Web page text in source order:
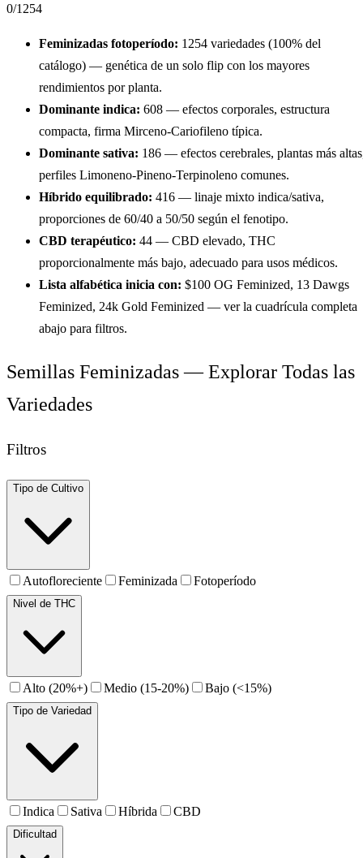
0/1254
Feminizadas fotoperíodo: 1254 variedades (100% del
catálogo) — genética de un solo flip con los mayores
rendimientos por planta.
Dominante indica: 608 — efectos corporales, estructura
compacta, firma Mirceno-Cariofileno típica.
Dominante sativa: 186 — efectos cerebrales, plantas más
perfiles Limoneno-Pineno-Terpinoleno comunes.
Híbrido equilibrado: 416 — linaje mixto indica/sativa,
proporciones de 60/40 a 50/50 según el fenotipo.
CBD terapéutico: 44 — CBD elevado, THC
proporcionalmente más bajo, adecuado para usos médicos.
Lista alfabética inicia con: $100 OG Feminized, 13 Dawgs
Feminized, 24k Gold Feminized — ver la cuadrícula completa
abajo para filtros.
Semillas Feminizadas— Explorar Todas las
Variedades
Filtros
Tipo de Cultivo
Autofloreciente Feminizada Fotoperíodo
Nivel de THC
Alto (20%+) Medio (15-20%) Bajo (<15%)
Tipo de Variedad
Indica Sativa Híbrida CBD
Dificultad